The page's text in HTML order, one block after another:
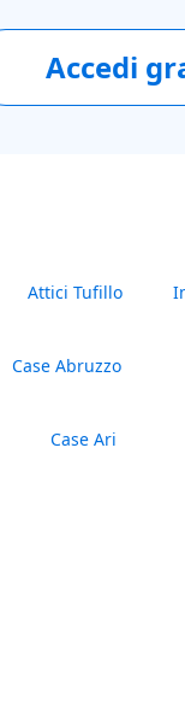
Accedi
Attici Tufillo
Case Abruzzo
Case Ari